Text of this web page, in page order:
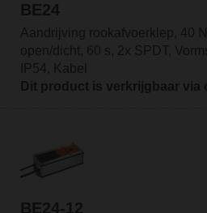
BE24
Aandrijving rookafvoerklep, 40
open/dicht, 60 s, 2x SPDT,
IP54, Kabel
Dit product is verkrijgbaar via
BE24-12